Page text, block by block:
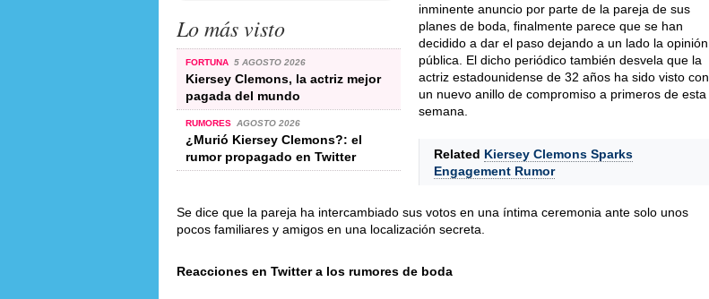
Lo más visto
FORTUNA 5 AGOSTO 2026
Kiersey Clemons, la actriz mejor
pagada del mundo
RUMORES AGOSTO 2026
¿Murió Kiersey Clemons?: el
rumor propagado en Twitter
inminente anuncio por parte de la pareja de sus
planes de boda, finalmente parece que se han
decidido a dar el paso dejando a un lado la opinión
pública. El dicho periódico también desvela que la
actriz estadounidense de 32 años ha sido visto con
un nuevo anillo de compromiso a primeros de esta
semana.
Related Kiersey Clemons Sparks
Engagement Rumor
Se dice que la pareja ha intercambiado sus votos en una íntima ceremonia ante solo unos
pocos familiares y amigos en una localización secreta.
Reacciones en Twitter a los rumores de boda